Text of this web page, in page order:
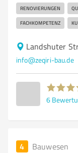
RENOVIERUNGEN
FACHKOMPETENZ
Landshuter
info@zeqiri-bau.de
6
4 Bauwesen